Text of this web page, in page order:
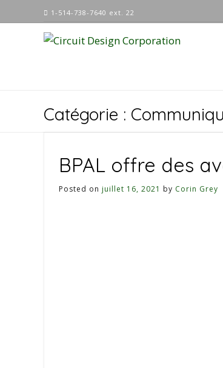
to
1-514-738-7640 ext. 22
Catégorie :
BPAL offre des
Posted on juillet 16, 2021 by Corin Grey